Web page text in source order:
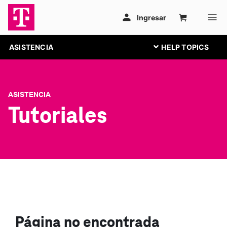
ASISTENCIA
ASISTENCIA
Tutoriales